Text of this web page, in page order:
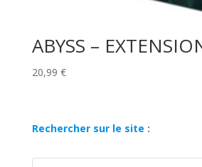
ABYSS –
20,99 €
Rechercher sur le site :